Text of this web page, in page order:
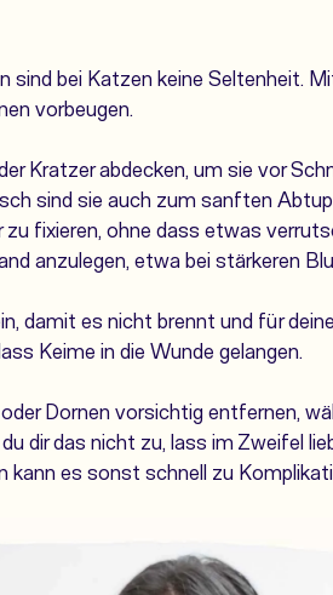
sind bei Katzen keine Seltenheit.
vorbeugen.
Kratzer abdecken, um sie vor
sind sie auch zum sanften
fixieren, ohne dass etwas
anzulegen, etwa bei stärkeren
damit es nicht brennt und für
Keime in die Wunde gelangen.
Dornen vorsichtig entfernen,
dir das nicht zu, lass im Zweifel
kann es sonst schnell zu